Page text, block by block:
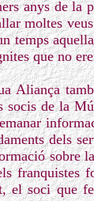
anys de la
moltes
temps
que no
Aliança
socis de la
dels
sobre
franquistes
el soci que